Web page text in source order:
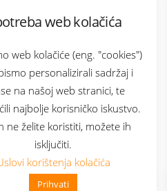
web kolačića
web kolačiće (eng. "cookies")
personalizirali sadržaj i
na našoj web stranici, te
najbolje korisničko iskustvo.
ne želite koristiti, možete ih
isključiti.
korištenja kolačića
Prihvati
kako mogu pomoći?
newsletter